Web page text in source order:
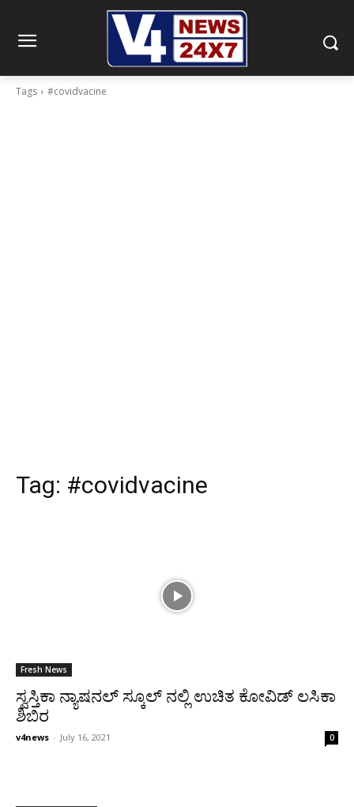
Tags #covidvacine
Tag: #covidvacine
Fresh News
ಸ್ವಸ್ತಿಕಾ ನ್ಯಾಷನಲ್ ಸ್ಕೂಲ್ ನಲ್ಲಿ ಉಚಿತ ಕೋವಿಡ್ ಲಸಿಕಾ
ಶಿಬಿರ
v4news - July 16, 2021 0